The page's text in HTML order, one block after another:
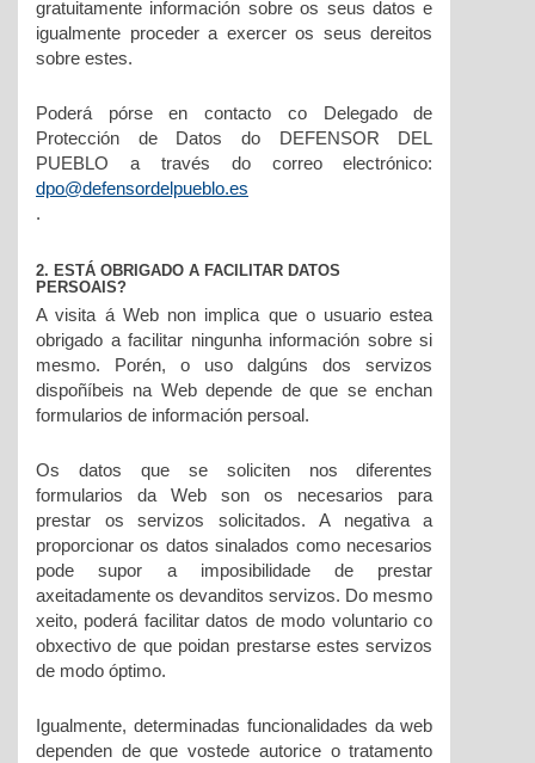
gratuitamente información sobre os seus datos e
igualmente proceder a exercer os seus dereitos
sobre estes.
Poderá pórse en contacto co Delegado de
Protección de Datos do DEFENSOR DEL
PUEBLO a través do correo electrónico:
dpo@defensordelpueblo.es
.
2. ESTÁ OBRIGADO A FACILITAR DATOS
PERSOAIS?
A visita á Web non implica que o usuario estea
obrigado a facilitar ningunha información sobre si
mesmo. Porén, o uso dalgúns dos servizos
dispoñíbeis na Web depende de que se enchan
formularios de información persoal.
Os datos que se soliciten nos diferentes
formularios da Web son os necesarios para
prestar os servizos solicitados. A negativa a
proporcionar os datos sinalados como necesarios
pode supor a imposibilidade de prestar
axeitadamente os devanditos servizos. Do mesmo
xeito, poderá facilitar datos de modo voluntario co
obxectivo de que poidan prestarse estes servizos
de modo óptimo.
Igualmente, determinadas funcionalidades da web
dependen de que vostede autorice o tratamento